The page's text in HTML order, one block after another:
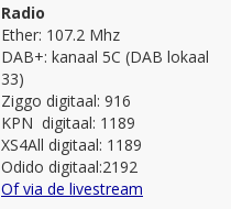
Radio
Ether: 107.2 Mhz
DAB+: kanaal 5C (DAB lokaal
33)
Ziggo digitaal: 916
KPN digitaal: 1189
XS4All digitaal: 1189
Odido digitaal:2192
Of via de livestream